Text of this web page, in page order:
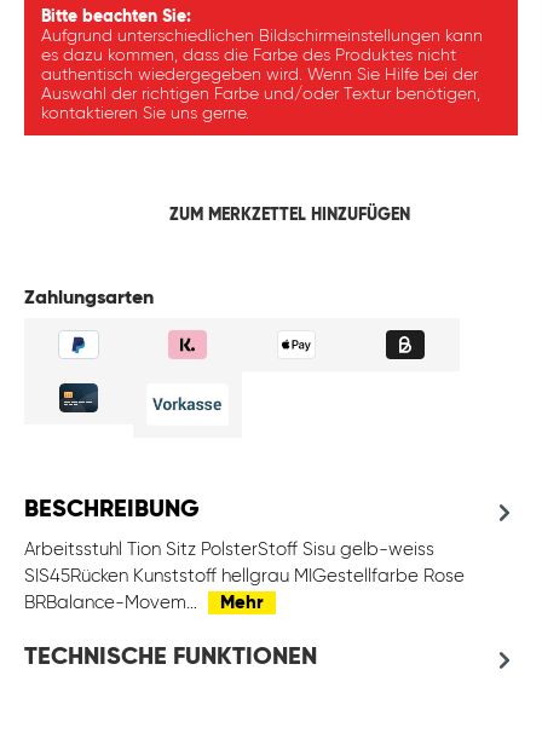
Bitte beachten Sie:
Aufgrund unterschiedlichen Bildschirmeinstellungen kann
es dazu kommen, dass die Farbe des Produktes nicht
authentisch wiedergegeben wird. Wenn Sie Hilfe bei der
Auswahl der richtigen Farbe und/oder Textur benötigen,
kontaktieren Sie uns gerne.
ZUM MERKZETTEL HINZUFÜGEN
Zahlungsarten
BESCHREIBUNG
Arbeitsstuhl Tion Sitz PolsterStoff Sisu gelb-weiss
SIS45Rücken Kunststoff hellgrau MIGestellfarbe Rose
BRBalance-Movem…
Mehr
TECHNISCHE FUNKTIONEN